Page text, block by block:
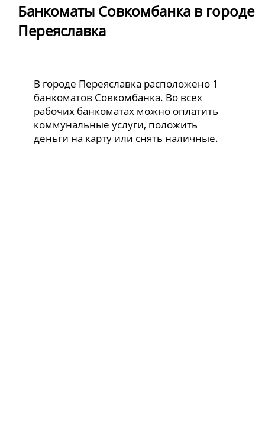
Банкоматы Совкомбанка в городе
Переяславка
В городе Переяславка расположено 1
банкоматов Совкомбанка. Во всех
рабочих банкоматах можно оплатить
коммунальные услуги, положить
деньги на карту или снять наличные.